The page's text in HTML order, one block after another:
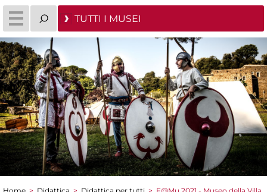
TUTTI I MUSEI